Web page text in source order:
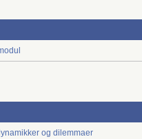
og dilemmaer